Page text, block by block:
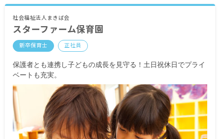
市補助金手当 10,500円
被服手当：4,000円／年
就職準備金 50,000円
り）
賞与有 年2回 計3.00カ月分（前年度実績）
社会福祉法人まきば会
スターファーム保育園
新卒保育士 正社員
保護者とも連携し子どもの成長を見守る！土日祝休日でプライ
ベートも充実。